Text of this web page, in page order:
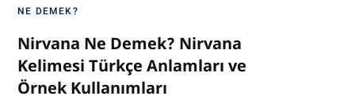
NE DEMEK?
Nirvana Ne Demek? Nirvana
Kelimesi Türkçe Anlamları ve
Örnek Kullanımları